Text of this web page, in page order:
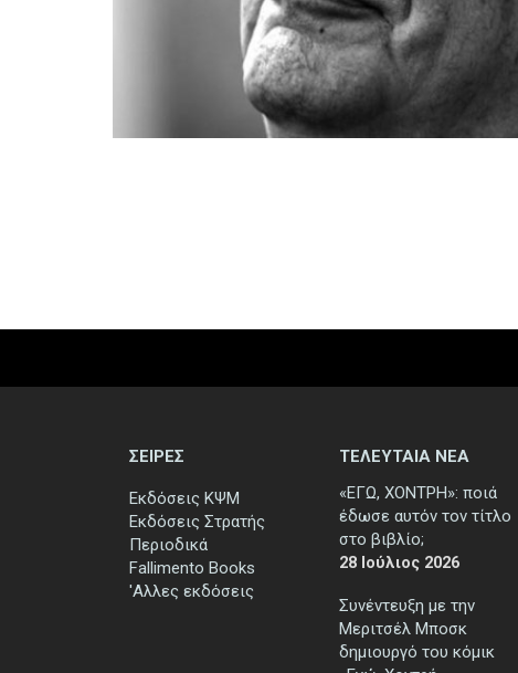
ΣΕΙΡΕΣ
Εκδόσεις ΚΨΜ
Εκδόσεις Στρατής
Περιοδικά
Fallimento Books
'Αλλες εκδόσεις
ΤΕΛΕΥΤΑΙΑ ΝΕΑ
«ΕΓΩ, ΧΟΝΤΡΗ»: ποιά
έδωσε αυτόν τον τίτλο
στο βιβλίο;
28 Ιούλιος 2026
Συνέντευξη με την
Μεριτσέλ Μποσκ
δημιουργό του κόμικ